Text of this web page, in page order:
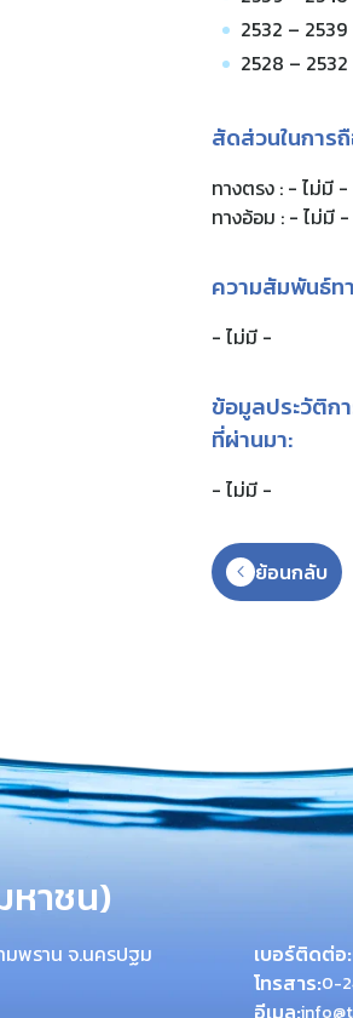
2532 – 2539
2528 – 2532
สัดส่วนในการ
ทางตรง : - ไม่มี -
ทางอ้อม : - ไม่มี -
ความสัมพันธ์ท
- ไม่มี -
ข้อมูลประวัติก
ที่ผ่านมา:
- ไม่มี -
ย้อนกลับ
าชน)
พราน จ.นครปฐม
เบอร์ติดต่อ:
โทรสาร:0-
อีเมล: